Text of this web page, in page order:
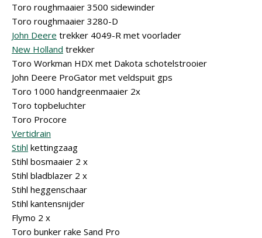
Toro roughmaaier 3500 sidewinder
Toro roughmaaier 3280-D
John Deere trekker 4049-R met voorlader
New Holland trekker
Toro Workman HDX met Dakota schotelstrooier
John Deere ProGator met veldspuit gps
Toro 1000 handgreenmaaier 2x
Toro topbeluchter
Toro Procore
Vertidrain
Stihl kettingzaag
Stihl bosmaaier 2 x
Stihl bladblazer 2 x
Stihl heggenschaar
Stihl kantensnijder
Flymo 2 x
Toro bunker rake Sand Pro